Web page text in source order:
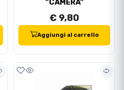
"CAMERA"
€ 9,80
Aggiungi al carrello